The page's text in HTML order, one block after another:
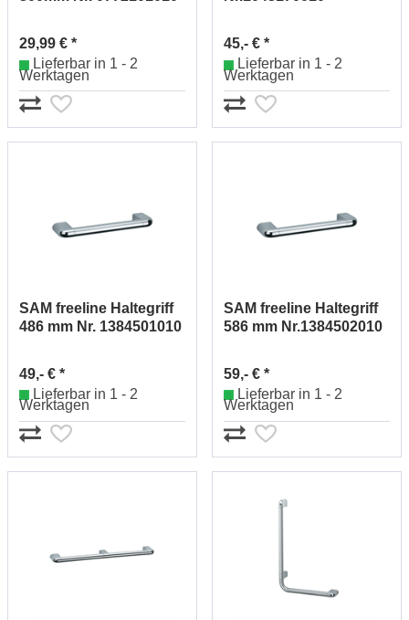
29,99 € *
Lieferbar in 1 - 2
Werktagen
45,- € *
Lieferbar in 1 - 2
Werktagen
SAM freeline Haltegriff
486 mm Nr. 1384501010
49,- € *
Lieferbar in 1 - 2
Werktagen
SAM freeline Haltegriff
586 mm Nr.1384502010
59,- € *
Lieferbar in 1 - 2
Werktagen